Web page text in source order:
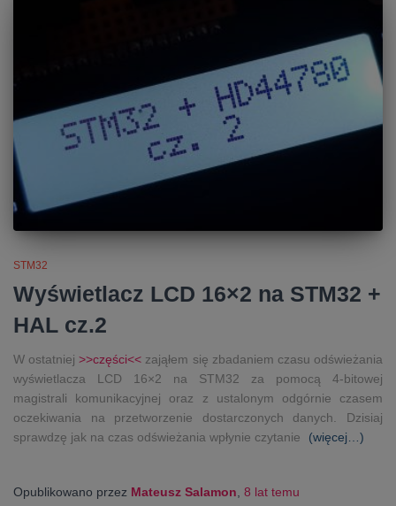
STM32
Wyświetlacz LCD 16×2 na STM32 +
HAL cz.2
W ostatniej>>części<< zająłem się zbadaniem czasu odświeżania
wyświetlacza LCD 16×2 na STM32 za pomocą 4-bitowej
magistrali komunikacyjnej oraz z ustalonym odgórnie czasem
oczekiwania na przetworzenie dostarczonych danych. Dzisiaj
sprawdzę jak na czas odświeżania wpłynie czytanie
(więcej…)
Opublikowano przez Mateusz Salamon 8 lat temu